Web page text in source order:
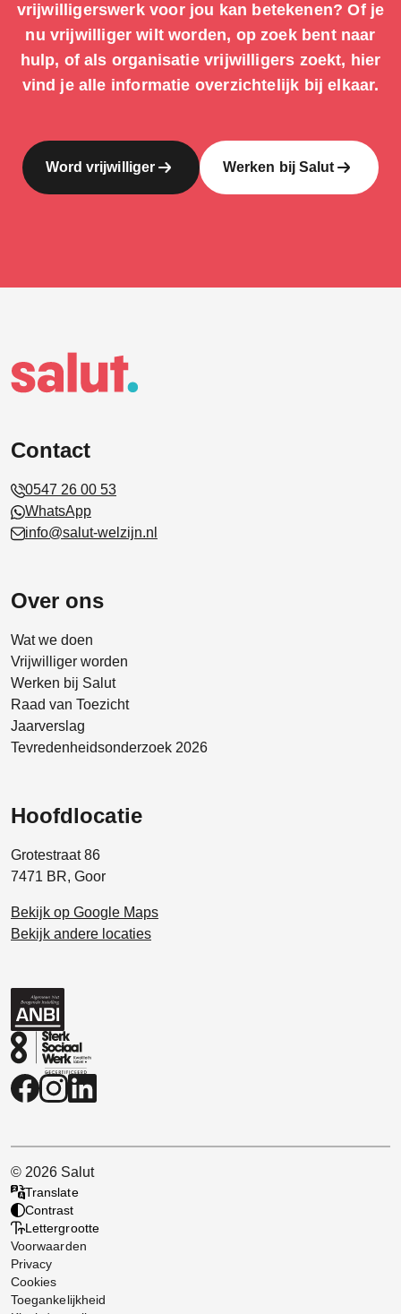
vrijwilligerswerk voor jou kan betekenen? Of je
nu vrijwilliger wilt worden, op zoek bent naar
hulp, of als organisatie vrijwilligers zoekt, hier
vind je alle informatie overzichtelijk bij elkaar.
Word vrijwilliger Werken bij Salut
Contact
0547 26 00 53
WhatsApp
info@salut-welzijn.nl
Over ons
Wat we doen
Vrijwilliger worden
Werken bij Salut
Raad van Toezicht
Jaarverslag
Tevredenheidsonderzoek 2026
Hoofdlocatie
Grotestraat 86
7471 BR, Goor
Bekijk op Google Maps
Bekijk andere locaties
© 2026 Salut
Translate
Contrast
Lettergrootte
Voorwaarden
Privacy
Cookies
Toegankelijkheid